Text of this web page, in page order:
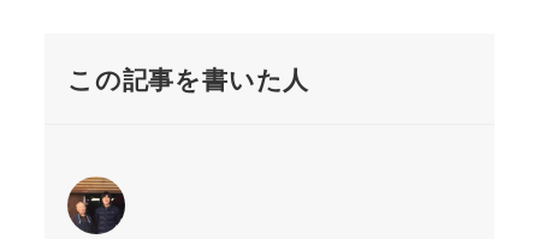
この記事を書いた人